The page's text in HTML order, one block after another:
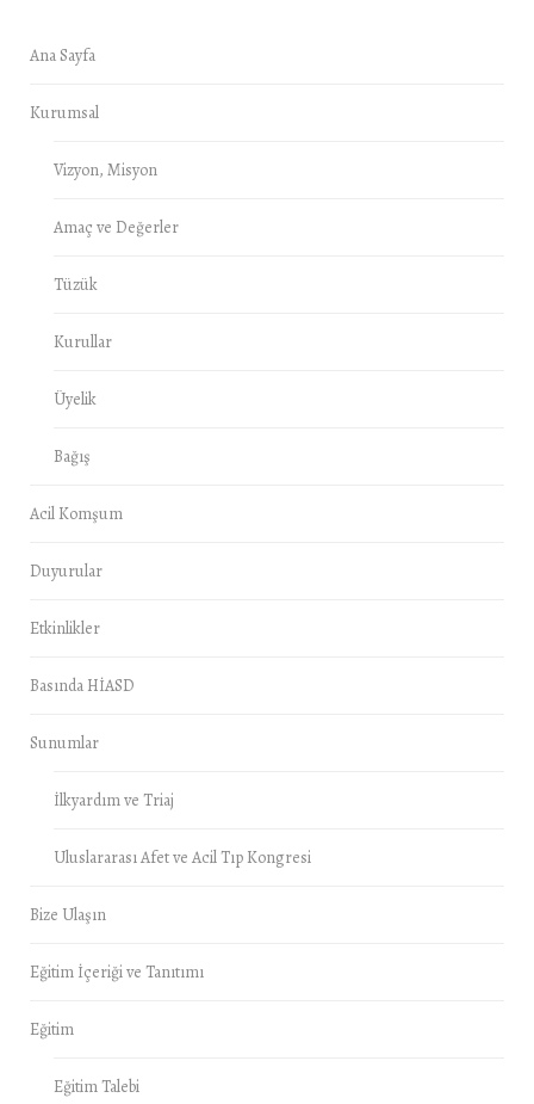
Ana Sayfa
Kurumsal
Vizyon, Misyon
Amaç ve Değerler
Tüzük
Kurullar
Üyelik
Bağış
Acil Komşum
Duyurular
Etkinlikler
Basında HİASD
Sunumlar
İlkyardım ve Triaj
Uluslararası Afet ve Acil Tıp Kongresi
Bize Ulaşın
Eğitim İçeriği ve Tanıtımı
Eğitim
Eğitim Talebi